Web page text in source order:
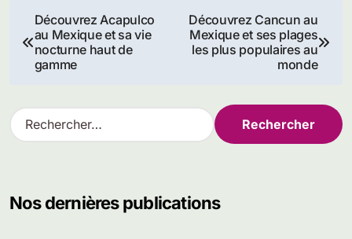
Navigation
de
Découvrez Acapulco
au Mexique et sa vie
nocturne haut de
gamme
Découvrez Cancun au
Mexique et ses plages
les plus populaires au
monde
R
e
rNos dernières publications